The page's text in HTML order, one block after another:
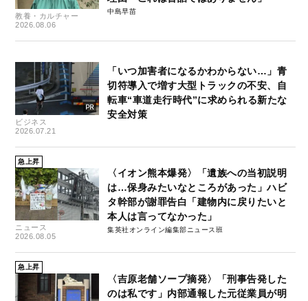
教養・カルチャー
2026.08.06
中島早苗
ビジネス
2026.07.21
「いつ加害者になるかわからない…」青
切符導入で増す大型トラックの不安、自
転車“車道走行時代”に求められる新たな
安全対策
急上昇
ニュース
2026.08.05
〈イオン熊本爆発〉「遺族への当初説明
は…保身みたいなところがあった」ハビ
タ幹部が謝罪告白「建物内に戻りたいと
本人は言ってなかった」
集英社オンライン編集部ニュース班
急上昇
〈吉原老舗ソープ摘発〉「刑事告発した
のは私です」内部通報した元従業員が明